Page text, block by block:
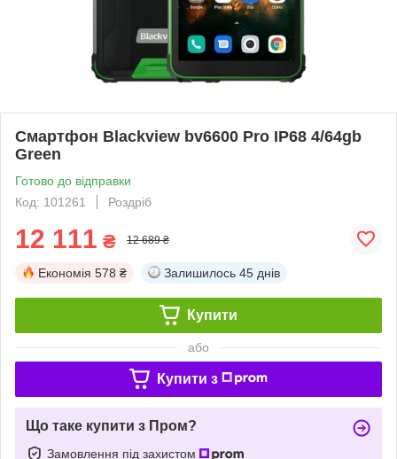
Смартфон Blackview bv6600 Pro IP68 4/64gb
Green
Готово до відправки
Код: 101261
Роздріб
12 111 ₴ 12 689 ₴
Економія 578 ₴ Залишилось 45 днів
Купити
або
Купити з
Що таке купити з Пром?
Замовлення під захистом